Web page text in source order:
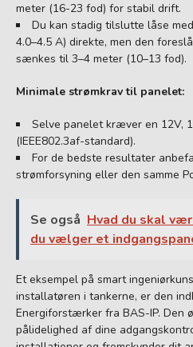
meter (16-23 fod) for stabil drift.
Du kan stadig tilslutte låse
4.0–4.5 A) direkte, men den
sænkes til 3–4 meter (10–13 fod).
Minimale strømkrav til panelet:
Selve panelet kræver en 12V,
(IEEE802.3af-standard).
For de bedste resultater
strømforsyning eller den samme
Se også Hvad du skal
du vælger et
Et eksempel på smart
installatøren i tankerne, er den
Energiforstærker fra BAS-IP. Den
pålidelighed af dine